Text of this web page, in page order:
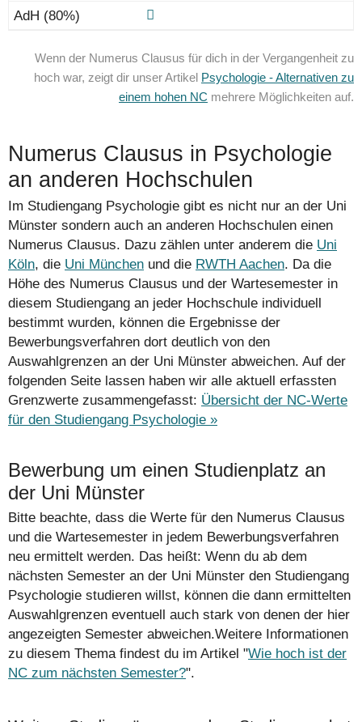
Wenn der Numerus Clausus für dich in der Vergangenheit zu
hoch war, zeigt dir unser Artikel Psychologie - Alternativen zu
einem hohen NC mehrere Möglichkeiten auf.
Numerus Clausus in Psychologie
an anderen Hochschulen
Im Studiengang Psychologie gibt es nicht nur an der Uni
Münster sondern auch an anderen Hochschulen einen
Numerus Clausus. Dazu zählen unter anderem die Uni
Köln, die Uni München und die RWTH Aachen. Da die
Höhe des Numerus Clausus und der Wartesemester in
diesem Studiengang an jeder Hochschule individuell
bestimmt wurden, können die Ergebnisse der
Bewerbungs­verfahren dort deutlich von den
Auswahlgrenzen an der Uni Münster abweichen. Auf der
folgenden Seite lassen haben wir alle aktuell erfassten
Grenzwerte zusammengefasst: Übersicht der NC-Werte
für den Studiengang Psychologie »
Bewerbung um einen Studienplatz an
der Uni Münster
Bitte beachte, dass die Werte für den Numerus Clausus
und die Wartesemester in jedem Bewerbungsverfahren
neu ermittelt werden. Das heißt: Wenn du ab dem
nächsten Semester an der Uni Münster den Studiengang
Psychologie studieren willst, können die dann ermittelten
Auswahlgrenzen eventuell auch stark von denen der hier
angezeigten Semester abweichen.Weitere Informationen
zu diesem Thema findest du im Artikel "Wie hoch ist der
NC zum nächsten Semester?".